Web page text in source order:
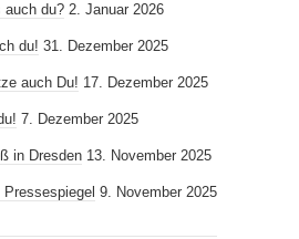
auch du? 2. Januar 2026
du! 31. Dezember 2025
auch Du! 17. Dezember 2025
7. Dezember 2025
in Dresden 13. November 2025
9. November 2025